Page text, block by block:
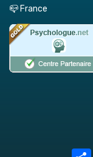
📪 France